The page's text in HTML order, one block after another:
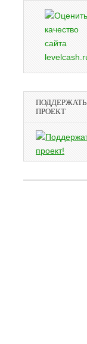
ПОДДЕРЖАТЬ
ПРОЕКТ